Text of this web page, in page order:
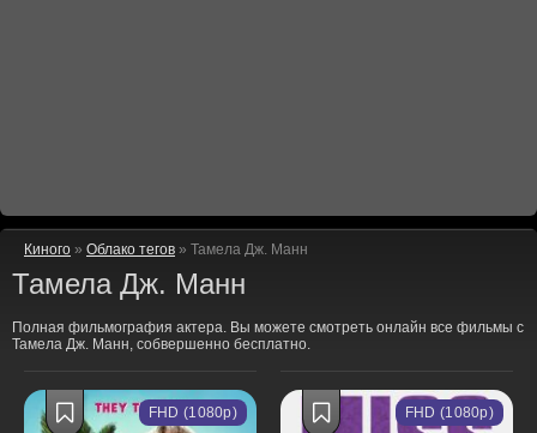
Киного » Облако тегов » Тамела Дж. Манн
Тамела Дж. Манн
Полная фильмография актера. Вы можете смотреть онлайн все фильмы с
Тамела Дж. Манн, собвершенно бесплатно.
FHD (1080p) FHD (1080p)